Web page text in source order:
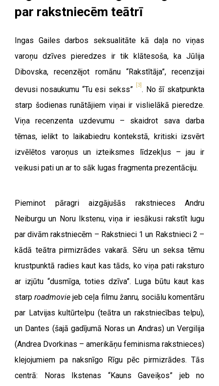
par rakstniecēm teātrī
Ingas Gailes darbos seksualitāte kā daļa no viņas
varoņu dzīves pieredzes ir tik klātesoša, ka Jūlija
Dibovska, recenzējot romānu “Rakstītāja”, recenzijai
devusi nosaukumu “Tu esi sekss”
[3]
. No šī skatpunkta
starp šodienas runātājiem viņai ir vislielākā pieredze.
Viņa recenzenta uzdevumu – skaidrot sava darba
tēmas, ielikt to laikabiedru kontekstā, kritiski izsvērt
izvēlētos varoņus un izteiksmes līdzekļus – jau ir
veikusi pati un ar to sāk lugas fragmenta prezentāciju.
Pieminot pāragri aizgājušās rakstnieces Andru
Neiburgu un Noru Ikstenu, viņa ir iesākusi rakstīt lugu
par divām rakstniecēm – Rakstnieci 1 un Rakstnieci 2 –
kādā teātra pirmizrādes vakarā. Sēru un seksa tēmu
krustpunktā radies kaut kas tāds, ko viņa pati raksturo
ar izjūtu “dusmīga, toties dzīva”. Luga būtu kaut kas
starproadmoviejeb ceļa filmu žanru, sociālu komentāru
par Latvijas kultūrtelpu (teātra un rakstniecības telpu),
un Dantes (šajā gadījumā Noras un Andras) un Vergilija
(Andrea Dvorkinas – amerikāņu feminisma rakstnieces)
klejojumiem pa naksnīgo Rīgu pēc pirmizrādes. Tās
centrā: Noras Ikstenas “Kauns Gaveiķos” jeb no